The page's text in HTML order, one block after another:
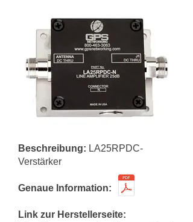
Beschreibung: LA25RPDC-
Verstärker
Genaue Information:
Link zur Herstellerseite: